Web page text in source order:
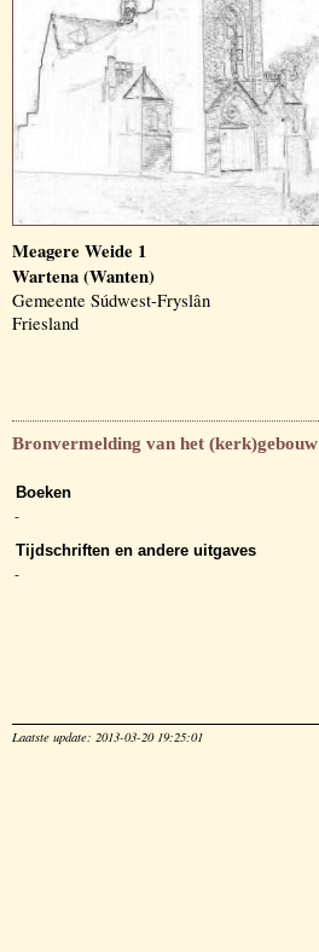
Meagere Weide 1
Wartena (Wanten)
Gemeente Súdwest-Fryslân
Friesland
Bronvermelding van het (kerk)gebouw
Boeken
-
Tijdschriften en andere uitgaves
-
Laatste update: 2013-03-20 19:25:01